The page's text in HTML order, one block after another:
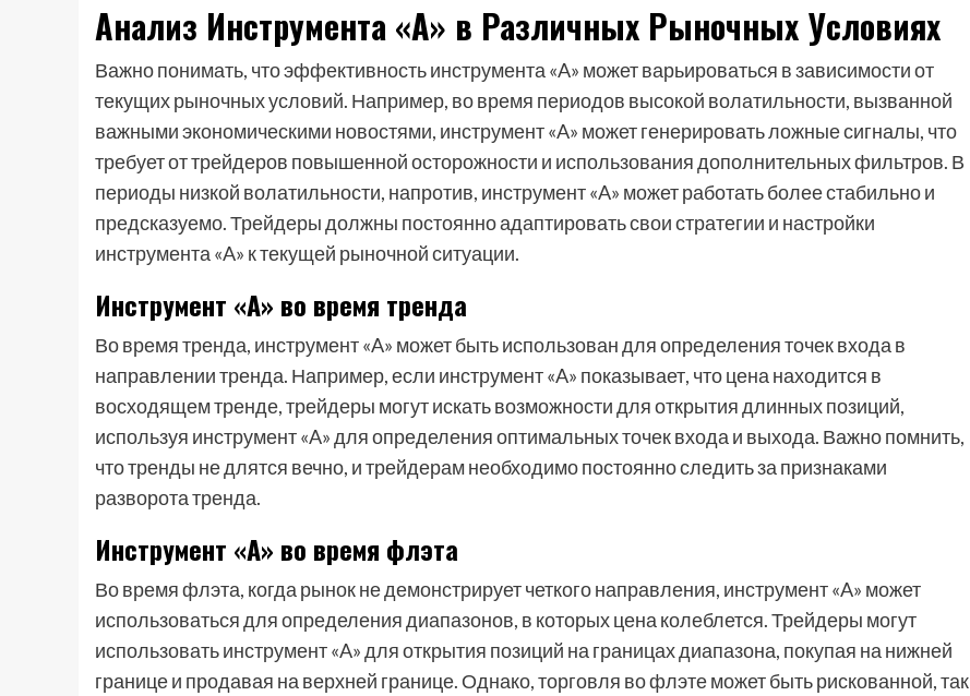
Анализ Инструмента «A» в Различных Рыночных Условиях
Важно понимать, что эффективность инструмента «A» может варьироваться в зависимости от
текущих рыночных условий. Например, во время периодов высокой волатильности, вызванной
важными экономическими новостями, инструмент «A» может генерировать ложные сигналы, что
требует от трейдеров повышенной осторожности и использования дополнительных фильтров. В
периоды низкой волатильности, напротив, инструмент «A» может работать более стабильно и
предсказуемо. Трейдеры должны постоянно адаптировать свои стратегии и настройки
инструмента «A» к текущей рыночной ситуации.
Инструмент «A» во время тренда
Во время тренда, инструмент «A» может быть использован для определения точек входа в
направлении тренда. Например, если инструмент «A» показывает, что цена находится в
восходящем тренде, трейдеры могут искать возможности для открытия длинных позиций,
используя инструмент «A» для определения оптимальных точек входа и выхода. Важно помнить,
что тренды не длятся вечно, и трейдерам необходимо постоянно следить за признаками
разворота тренда.
Инструмент «A» во время флэта
Во время флэта, когда рынок не демонстрирует четкого направления, инструмент «A» может
использоваться для определения диапазонов, в которых цена колеблется. Трейдеры могут
использовать инструмент «A» для открытия позиций на границах диапазона, покупая на нижней
границе и продавая на верхней границе. Однако, торговля во флэте может быть рискованной, так